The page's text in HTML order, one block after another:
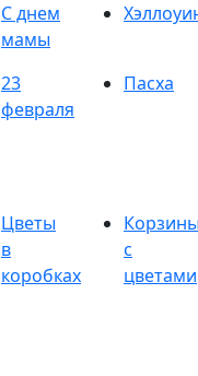
С днем
мамы
23
февраля
Пасха
Цветы
в
коробках
с
цветами